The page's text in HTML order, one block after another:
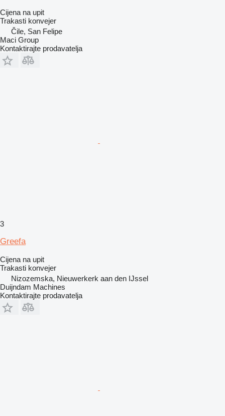
Cijena na upit
Trakasti konvejer
Čile, San Felipe
Maci Group
Kontaktirajte prodavatelja
3
Greefa
Cijena na upit
Trakasti konvejer
Nizozemska, Nieuwerkerk aan den IJssel
Duijndam Machines
Kontaktirajte prodavatelja